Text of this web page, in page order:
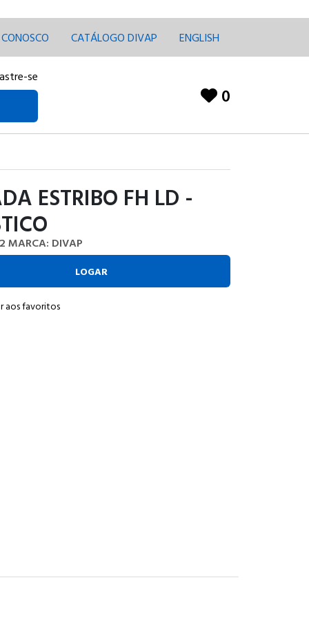
CATÁLOGO DIVAP ENGLISH
se
0
ESTRIBO FH LD -
MARCA: DIVAP
LOGAR
aos favoritos